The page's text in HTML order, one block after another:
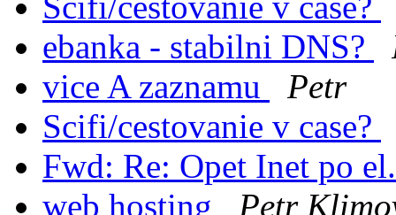
ebanka - stabilni DNS?
vice A zaznamu
Petr
Scifi/cestovanie v case?
Fwd: Re: Opet Inet po
web hosting
Petr